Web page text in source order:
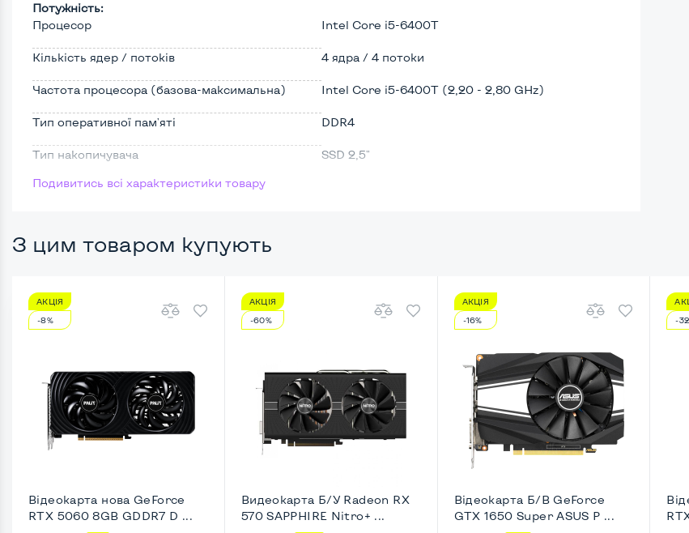
Потужність:
Процесор
Intel Core i5-6400T
Кількість ядер / потоків 4 ядра / 4 потоки
Частота процесора (базова-максимальна) Intel Core i5-6400T (2,20 - 2,80 GHz)
Тип оперативної пам'яті DDR4
Тип накопичувача SSD 2,5"
Размер памяти
Можливості відеокарти:
Тип відеокарти
Встроенный
Розмір відеопам'яті, Гб Динамічний
Зручність користування:
Кріплення для монітору ззаду Ні
Подивитись всі характеристики товару
З цим товаром купують
АКЦІЯ
-8%
Відеокарта нова GeForce
RTX 5060 8GB GDDR7 D ...
АКЦІЯ
-60%
Видеокарта Б/У Radeon RX
570 SAPPHIRE Nitro+ ...
АКЦІЯ
-16%
Відеокарта Б/В GeForce
GTX 1650 Super ASUS P ...
-